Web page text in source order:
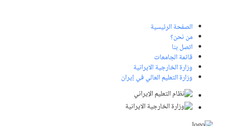
الصفحة الرئيسية
من نحن؟
اتصل بنا
قائمة الجامعات
وزارة الخارجية الايرانية
وزارة التعليم العالي في إيران